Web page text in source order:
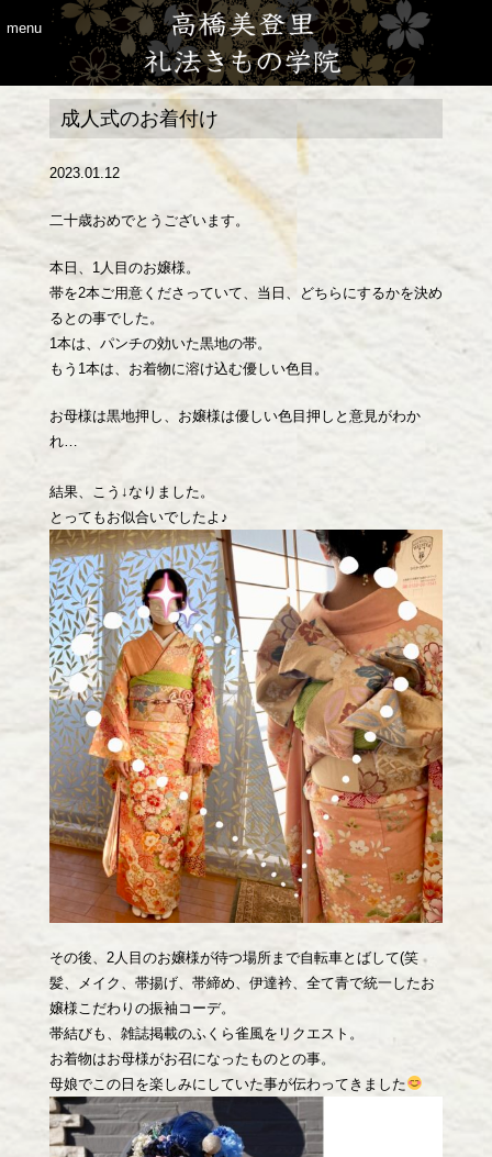
menu
成人式のお着付け
2023.01.12
二十歳おめでとうございます。
本日、1人目のお嬢様。
帯を2本ご用意くださっていて、当日、どちらにするかを決め
るとの事でした。
1本は、パンチの効いた黒地の帯。
もう1本は、お着物に溶け込む優しい色目。
お母様は黒地押し、お嬢様は優しい色目押しと意見がわか
れ…
結果、こう↓なりました。
とってもお似合いでしたよ♪
その後、2人目のお嬢様が待つ場所まで自転車とばして(笑
髪、メイク、帯揚げ、帯締め、伊達衿、全て青で統一したお
嬢様こだわりの振袖コーデ。
帯結びも、雑誌掲載のふくら雀風をリクエスト。
お着物はお母様がお召になったものとの事。
母娘でこの日を楽しみにしていた事が伝わってきました